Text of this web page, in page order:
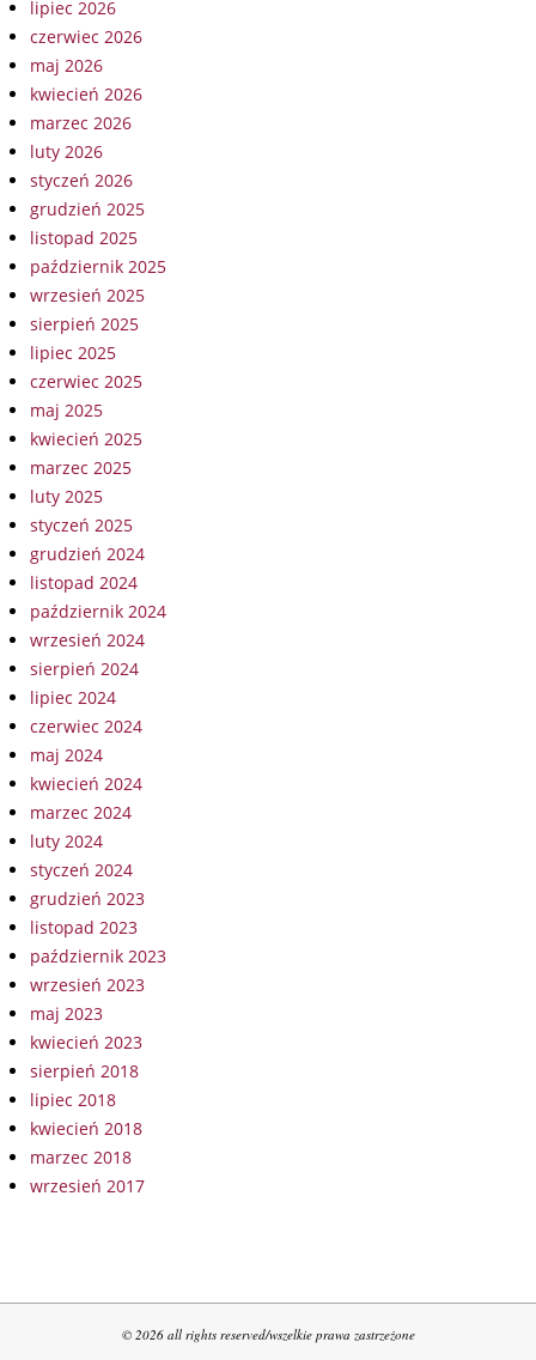
lipiec 2026
czerwiec 2026
maj 2026
kwiecień 2026
marzec 2026
luty 2026
styczeń 2026
grudzień 2025
listopad 2025
październik 2025
wrzesień 2025
sierpień 2025
lipiec 2025
czerwiec 2025
maj 2025
kwiecień 2025
marzec 2025
luty 2025
styczeń 2025
grudzień 2024
listopad 2024
październik 2024
wrzesień 2024
sierpień 2024
lipiec 2024
czerwiec 2024
maj 2024
kwiecień 2024
marzec 2024
luty 2024
styczeń 2024
grudzień 2023
listopad 2023
październik 2023
wrzesień 2023
maj 2023
kwiecień 2023
sierpień 2018
lipiec 2018
kwiecień 2018
marzec 2018
wrzesień 2017
© 2026 all rights reserved/wszelkie prawa zastrzeżone